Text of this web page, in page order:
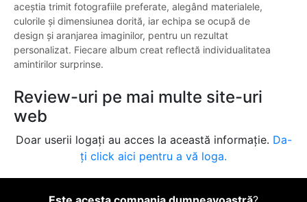
aceștia trimit fotografiile preferate, alegând materialele,
culorile și dimensiunea dorită, iar echipa se ocupă de
design și aranjarea imaginilor, pentru un rezultat
personalizat. Fiecare album creat reflectă individualitatea
amintirilor surprinse.
Review-uri pe mai multe site-uri
web
Doar userii logați au acces la această informație. Da-
ți click aici pentru a vă loga.